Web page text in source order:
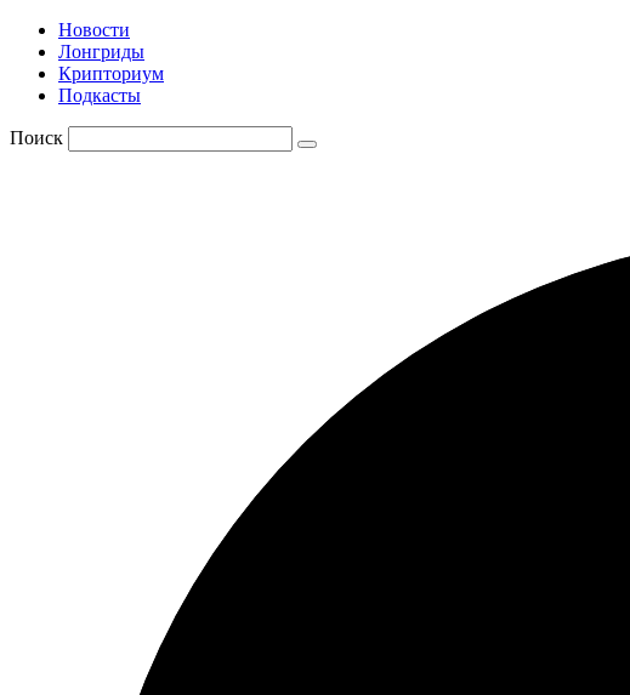
Новости
Лонгриды
Крипториум
Подкасты
Поиск